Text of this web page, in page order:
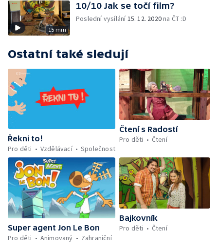
15 min
10/10 Jak se točí film?
Poslední vysílání15. 12. 2020na ČT :D
Ostatní také sledují
Řekni to!
Pro děti
Vzdělávací Společnost
Čtení s Radostí
Pro děti
Čtení
Super agent Jon Le Bon
Pro děti
Animovaný Zahraniční
Bajkovník
Pro děti
Čtení